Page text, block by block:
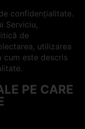
confidențialitate.
Serviciu,
de
utilizarea
cum este descris
PE CARE